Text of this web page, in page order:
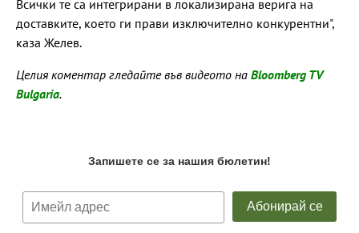
Всички те са интегрирани в локализирана верига на
доставките, което ги прави изключително конкурентни",
каза Желев.
Целия коментар гледайте във видеото на Bloomberg TV
Bulgaria.